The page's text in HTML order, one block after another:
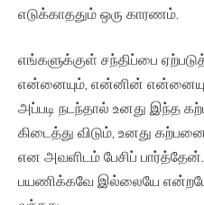
எடுக்காததும் ஒரு காரணம்.
எங்களுக்குள் சந்திப்பை
என்னையும், என்னின்
அப்படி நடந்தால் உனது இந்த
கிடைத்து விடும், உனது
என அவளிடம் பேசிப்
பயணிக்கவே இல்லையே